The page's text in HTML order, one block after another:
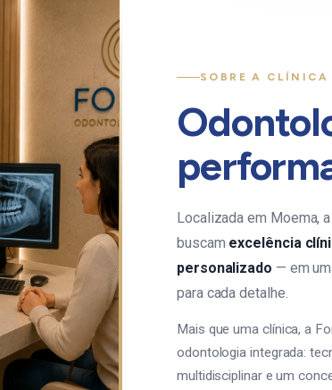
SOBRE A CLÍNICA
Localizada em Moema,
buscam excelência
personalizado — em
para cada detalhe.
Mais que uma clínica, a
odontologia integrada:
multidisciplinar e um